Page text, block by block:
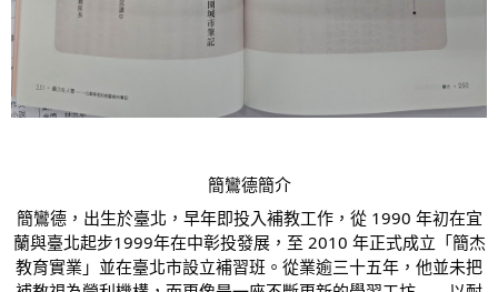
簡鸞德簡介
簡鸞德，出生於臺北，早年即投入補教工作，從 1990 年初在宜
蘭與臺北起步1999年在中彰投發展，至 2010 年正式成立「簡杰
教育實業」並在臺北市設立補習班。從業逾三十五年，他並未把